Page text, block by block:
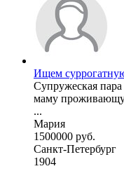
Ищем
Супружеская
маму
...
Мария
1500000 руб.
Санкт-Петербург
1904